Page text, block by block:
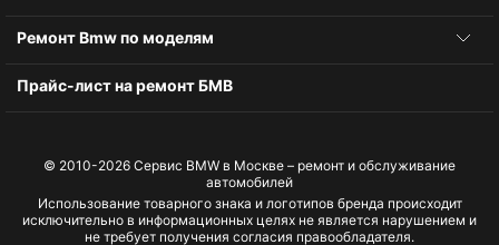
Ремонт Bmw по моделям
Прайс-лист на ремонт БМВ
© 2010-2026 Сервис BMW в Москве – ремонт и обслуживание
автомобилей
Использование товарного знака и логотипов бренда происходит
исключительно в информационных целях не является нарушением и
не требует получения согласия правообладателя.